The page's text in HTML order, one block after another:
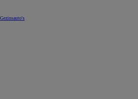
Gezinsauto's